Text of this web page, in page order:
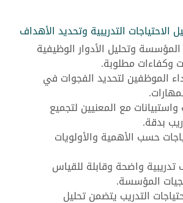
الاحتياجات التدريبية وتحديد الأهداف
وتحليل الأدوار الوظيفية
وكفاءات مطلوبة.
الموظفين لتحديد الفجوات في
واستبيانات مع المعنيين لتجميع
بدقة.
حسب الأهمية والأولويات
واضحة وقابلة للقياس
المؤسسة.
التدريب يتضمن تحليل